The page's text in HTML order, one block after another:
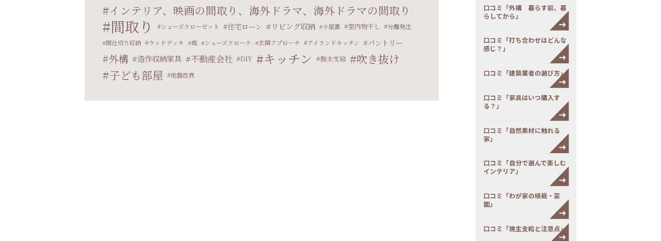
インテリア、映画の間取り、海外ドラマ、海外ドラマの間取り
間取り シューズクローゼット 住宅ローン リビング収納 小屋裏 室内物干し
分離発注
間仕切り収納
ウッドデッキ 庭 シューズクローク 玄関アプローチ アイランドキッチン パントリー
外構 造作収納家具 不動産会社 DIY キッチン 施主支給
吹き抜け
子ども部屋
地盤改良
口コミ「外構 暮らす前、暮
らしてから」
口コミ「打ち合わせはどんな
感じ？」
口コミ「建築業者の選び方」
口コミ「家具はいつ購入す
る？」
口コミ「自然素材に触れる
家」
口コミ「自分で選んで楽しむ
インテリア」
口コミ「わが家の植栽・菜
園」
口コミ「施主支給と注意点」